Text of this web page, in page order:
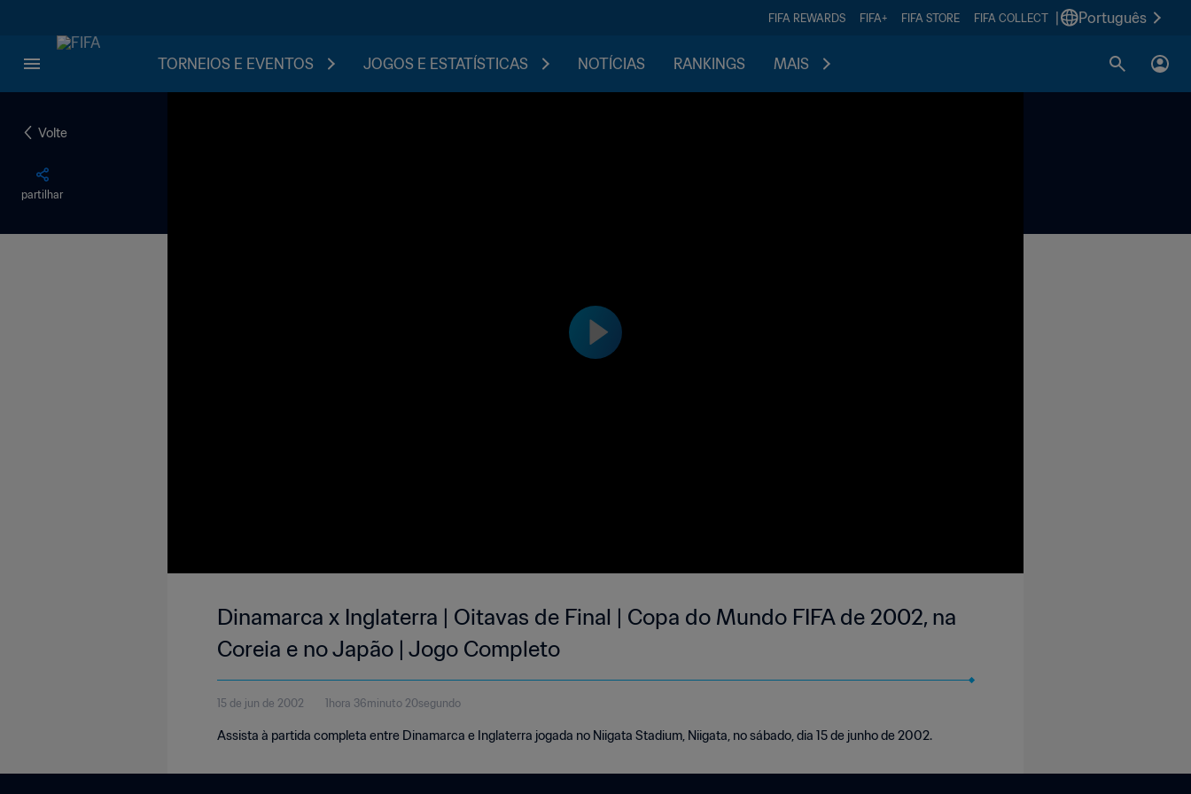
FIFA REWARDS FIFA+ FIFA STORE FIFA COLLECT Português
TORNEIOS E EVENTOS JOGOS E ESTATÍSTICAS NOTÍCIAS RANKINGS MAIS
Volte
partilhar
Dinamarca x Inglaterra | Oitavas de Final | Copa do Mundo FIFA de 2002, na
Coreia e no Japão | Jogo Completo
15 de jun de 2002 1hora 36minuto 20segundo
Assista à partida completa entre Dinamarca e Inglaterra jogada no Niigata Stadium, Niigata, no sábado, dia 15 de junho de 2002.